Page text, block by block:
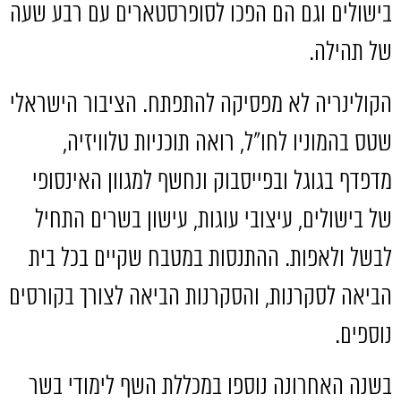
בישולים וגם הם הפכו לסופרסטארים עם רבע שעה
של תהילה.
הקולינריה לא מפסיקה להתפתח. הציבור הישראלי
שטס בהמוניו לחו״ל, רואה תוכניות טלוויזיה,
מדפדף בגוגל ובפייסבוק ונחשף למגוון האינסופי
של בישולים, עיצובי עוגות, עישון בשרים התחיל
לבשל ולאפות. ההתנסות במטבח שקיים בכל בית
הביאה לסקרנות, והסקרנות הביאה לצורך בקורסים
נוספים.
בשנה האחרונה נוספו במכללת השף לימודי בשר